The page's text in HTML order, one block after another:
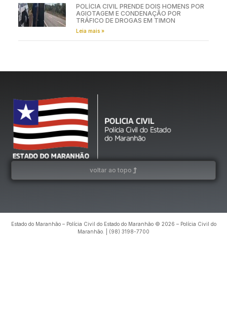
POLÍCIA CIVIL PRENDE DOIS HOMENS POR
AGIOTAGEM E CONDENAÇÃO POR
TRÁFICO DE DROGAS EM TIMON
Leia mais »
voltar ao topo
Estado do Maranhão – Polícia Civil do Estado do Maranhão © 2026 – Polícia Civil do
Maranhão. | (98) 3198-7700